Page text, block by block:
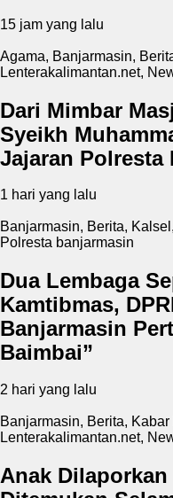
15 jam yang lalu
Agama, Banjarmasin,
Lenterakalimantan.net,
Dari Mimbar
Syeikh
Jajaran Polresta
1 hari yang lalu
Banjarmasin, Berita, Kalsel ,
Polresta banjarmasin
Dua Lembaga
Kamtibmas,
Banjarmasin
Baimbai”
2 hari yang lalu
Banjarmasin, Berita, Kabar
Lenterakalimantan.net,
Anak